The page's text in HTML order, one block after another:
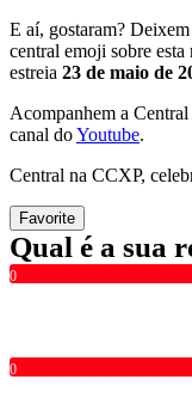
E aí, gostaram?
central emoji sobre esta
estreia 23 de maio de
Acompanhem a
canal doYoutube.
Central na CCXP,
Favorite
Qual é a sua
0
0